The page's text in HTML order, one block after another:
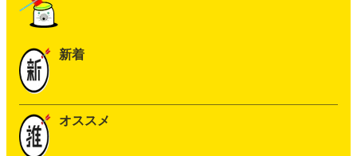
新着
オススメ